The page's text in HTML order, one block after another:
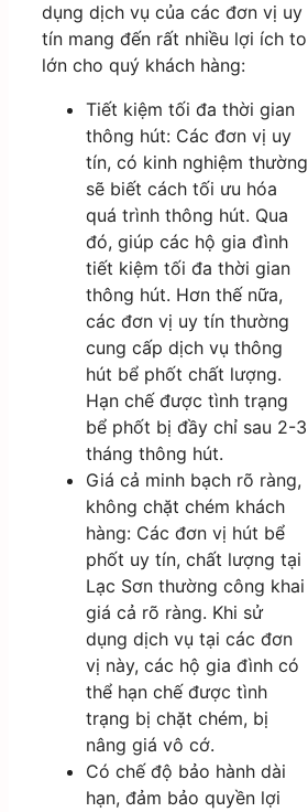
dụng dịch vụ của các đơn vị uy
tín mang đến rất nhiều lợi ích to
lớn cho quý khách hàng:
Tiết kiệm tối đa thời gian
thông hút: Các đơn vị uy
tín, có kinh nghiệm thường
sẽ biết cách tối ưu hóa
quá trình thông hút. Qua
đó, giúp các hộ gia đình
tiết kiệm tối đa thời gian
thông hút. Hơn thế nữa,
các đơn vị uy tín thường
cung cấp dịch vụ thông
hút bể phốt chất lượng.
Hạn chế được tình trạng
bể phốt bị đầy chỉ sau 2-3
tháng thông hút.
Giá cả minh bạch rõ ràng,
không chặt chém khách
hàng: Các đơn vị hút bể
phốt uy tín, chất lượng tại
Lạc Sơn thường công khai
giá cả rõ ràng. Khi sử
dụng dịch vụ tại các đơn
vị này, các hộ gia đình có
thể hạn chế được tình
trạng bị chặt chém, bị
nâng giá vô cớ.
Có chế độ bảo hành dài
hạn, đảm bảo quyền lợi